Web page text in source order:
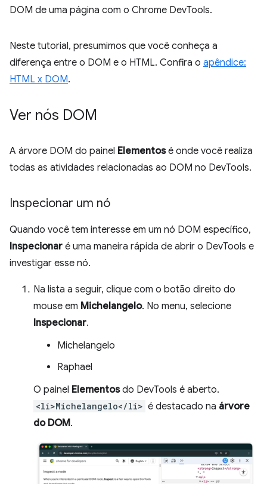
DOM de uma página com o Chrome DevTools.
Neste tutorial, presumimos que você conheça a
diferença entre o DOM e o HTML. Confira o apêndice:
HTML x DOM.
Ver nós DOM
A árvore DOM do painel Elementosé onde você realiza
todas as atividades relacionadas ao DOM no DevTools.
Inspecionar um nó
Quando você tem interesse em um nó DOM específico,
Inspecionar é uma maneira rápida de abrir o DevTools e
investigar esse nó.
Na lista a seguir, clique com o botão direito do
mouse em Michelangelo. No menu, selecione
Inspecionar.
Michelangelo
Raphael
O painel Elementosdo DevTools é aberto.
<li>Michelangelo</li> é destacado na árvore
do DOM.